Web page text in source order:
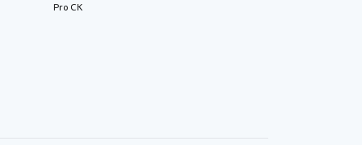
Pro CK